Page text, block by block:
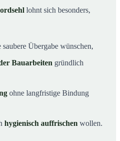
lohnt sich besonders,
saubere Übergabe wünschen,
Bauarbeiten gründlich
ohne langfristige Bindung
hygienisch auffrischen wollen.